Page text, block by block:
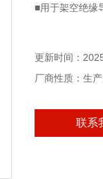
■用于架空绝缘
■钳口经特殊处
更新时间：
厂商性质：生
联系